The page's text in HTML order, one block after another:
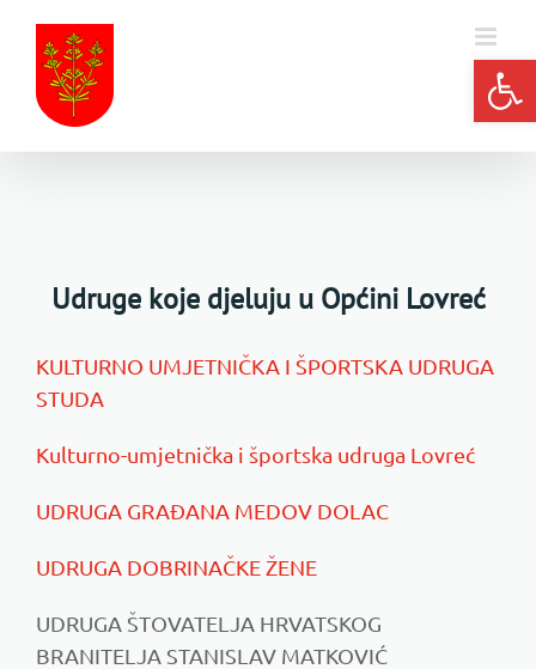
content
Udruge koje djeluju u Općini Lovreć
KULTURNO UMJETNIČKA I ŠPORTSKA UDRUGA
STUDA
Kulturno-umjetnička i športska udruga Lovreć
UDRUGA GRAĐANA MEDOV DOLAC
UDRUGA DOBRINAČKE ŽENE
UDRUGA ŠTOVATELJA HRVATSKOG
BRANITELJA STANISLAV MATKOVIĆ